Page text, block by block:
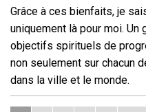
Grâce à ces bienfaits, je
uniquement là pour moi.
objectifs spirituels de
non seulement sur chacun
dans la ville et le monde.